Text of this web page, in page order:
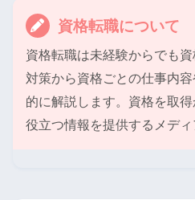
資格転職について
資格転職は未経験からでも
対策から資格ごとの仕事内
的に解説します。資格を取
役立つ情報を提供するメディ